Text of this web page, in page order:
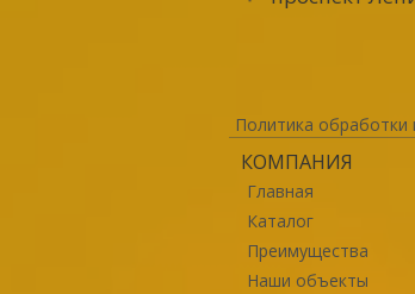
Политика
КОМПАНИЯ
Главная
Каталог
Преимущества
Наши объекты